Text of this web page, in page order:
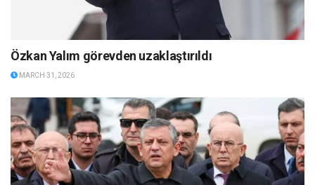
Özkan Yalım görevden uzaklaştırıldı
MARCH 31, 2026